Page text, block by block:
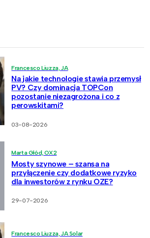
Francesco Liuzza, JA
Na jakie technologie stawia przemysł
PV? Czy dominacja TOPCon
pozostanie niezagrożona i co z
perowskitami?
03-08-2026
Marta Głód, OX2
Mosty szynowe – szansa na
przyłączenie czy dodatkowe ryzyko
dla inwestorów z rynku OZE?
29-07-2026
Francesco Liuzza, JA Solar